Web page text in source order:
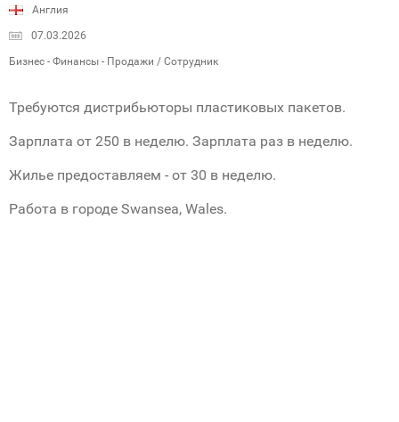
Англия
07.03.2026
Бизнес - Финансы - Продажи / Сотрудник
Требуются дистрибьюторы пластиковых пакетов.
Зарплата от 250 в неделю. Зарплата раз в неделю.
Жилье предоставляем - от 30 в неделю.
Работа в городе Swansea, Wales.